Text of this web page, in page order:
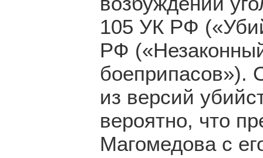
105 УК РФ
РФ
боеприпасов»).
из версий
вероятно, что
Магомедова с